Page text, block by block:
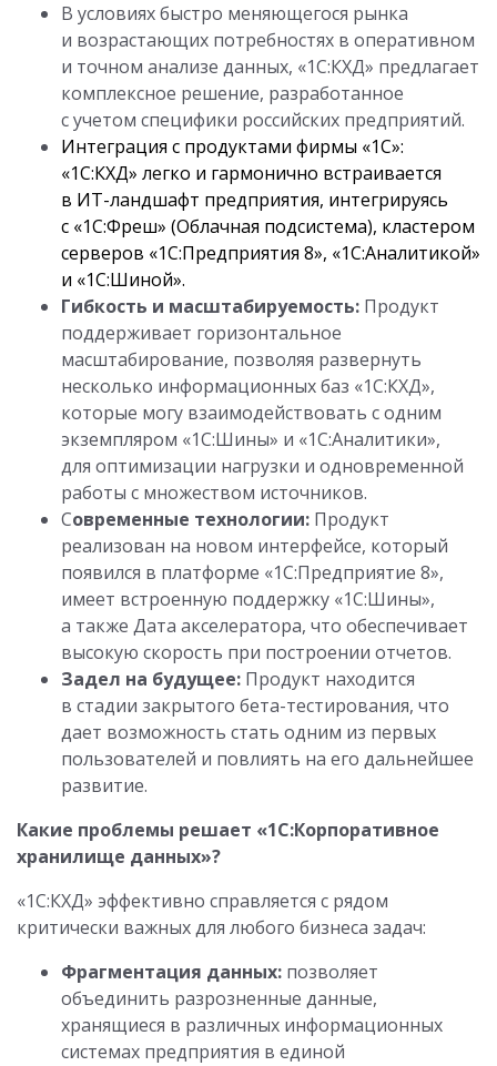
В условиях быстро меняющегося рынка
и возрастающих потребностях в оперативном
и точном анализе данных, «1С:КХД» предлагает
комплексное решение, разработанное
с учетом специфики российских предприятий.
Интеграция с продуктами фирмы «1С»:
«1С:КХД» легко и гармонично встраивается
в ИТ-ландшафт предприятия, интегрируясь
с «1С:Фреш» (Облачная подсистема), кластером
серверов «1С:Предприятия 8», «1С:Аналитикой»
и «1С:Шиной».
Гибкость и масштабируемость: Продукт
поддерживает горизонтальное
масштабирование, позволяя развернуть
несколько информационных баз «1С:КХД»,
которые могу взаимодействовать с одним
экземпляром «1С:Шины» и «1С:Аналитики»,
для оптимизации нагрузки и одновременной
работы с множеством источников.
Современные технологии: Продукт
реализован на новом интерфейсе, который
появился в платформе «1С:Предприятие 8»,
имеет встроенную поддержку «1С:Шины»,
а также Дата акселератора, что обеспечивает
высокую скорость при построении отчетов.
Задел на будущее: Продукт находится
в стадии закрытого бета-тестирования, что
дает возможность стать одним из первых
пользователей и повлиять на его дальнейшее
развитие.
Какие проблемы решает «1С:Корпоративное
хранилище данных»?
«1С:КХД» эффективно справляется с рядом
критически важных для любого бизнеса задач:
Фрагментация данных: позволяет
объединить разрозненные данные,
хранящиеся в различных информационных
системах предприятия в единой